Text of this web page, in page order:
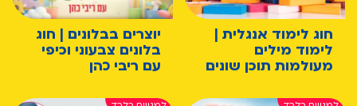
חוג לימוד אנגלית |
לימוד מילים
מעולמות תוכן שונים
יוצרים בבלונים | חוג
בלונים צבעוני וכיפי
עם ריבי כהן